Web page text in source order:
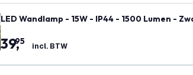
LED Wandlamp - 15W - IP44 - 1500 Lumen -
39,
95 incl. BTW